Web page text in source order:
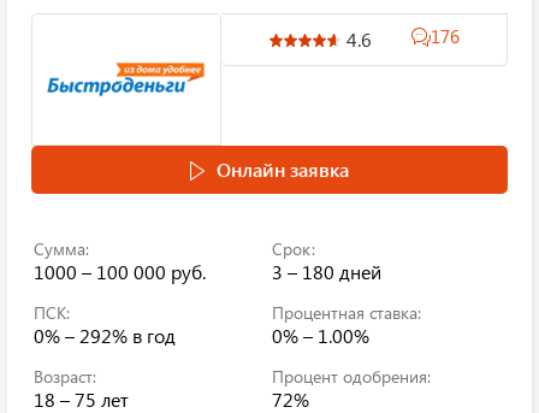
4.6 176
Онлайн заявка
Сумма:
1000 – 100 000 руб.
Срок:
3 – 180 дней
ПСК:
0% – 292% в год
Процентная ставка:
0% – 1.00%
Возраст:
18 – 75 лет
Процент одобрения:
72%